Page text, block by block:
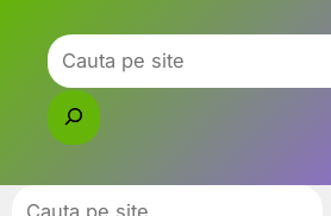
content
Caută
Caută